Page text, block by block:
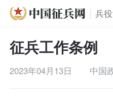
兵
征兵工作条例
2023年04月13日 中国